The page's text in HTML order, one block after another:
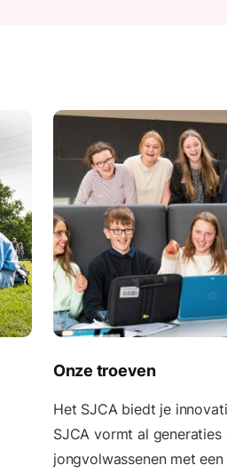
Onze troeven
Het SJCA biedt je
SJCA vormt al
jongvolwassenen met